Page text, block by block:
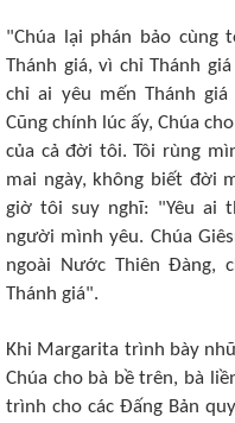
"Chúa lại phán bảo cùng
Thánh giá, vì chỉ Thánh
chỉ ai yêu mến Thánh
Cũng chính lúc ấy, Chúa
của cả đời tôi. Tôi rùng
mai ngày, không biết đời
giờ tôi suy nghĩ: "Yêu ai
người mình yêu. Chúa
ngoài Nước Thiên Ðàng,
Thánh giá".
Khi Margarita trình bày
Chúa cho bà bề trên, bà
trình cho các Ðấng Bản